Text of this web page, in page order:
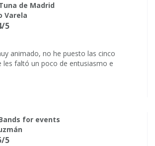
de Madrid
Varela
5
animado, no he puesto las cinco
les faltó un poco de entusiasmo e
for events
5